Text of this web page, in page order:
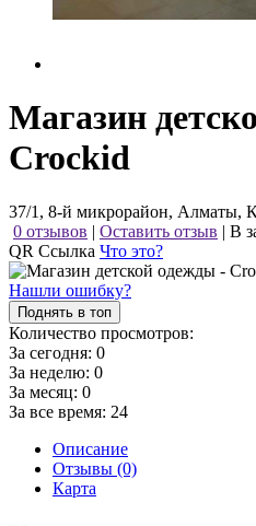
Магазин
Crockid
37/1, 8-й микрорайон, Алматы,
0 отзывов | Оставить отзыв | В
QR Ссылка Что это?
Нашли ошибку?
Поднять в топ
Количество просмотров:
За сегодня: 0
За неделю: 0
За месяц: 0
За все время: 24
Описание
Отзывы (0)
Карта